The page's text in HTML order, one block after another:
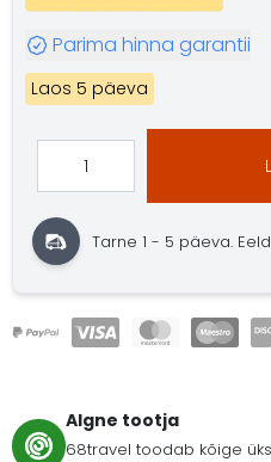
Parima hinna garantii
Laos 5 päeva
Tarne 1 - 5 päeva.
Algne tootja
68travel toodab kõige